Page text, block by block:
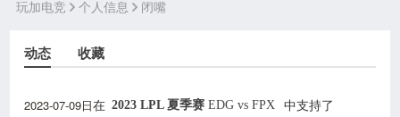
玩加电竞 个人信息 闭嘴
动态 收藏
2023-07-09日在 2023 LPL 夏季赛EDG vs FPX
中支持了